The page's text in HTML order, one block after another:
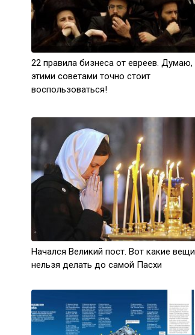
22 правила бизнеса от евреев. Думаю,
этими советами точно стоит
воспользоваться!
Начался Великий пост. Вот какие вещи
нельзя делать до самой Пасхи